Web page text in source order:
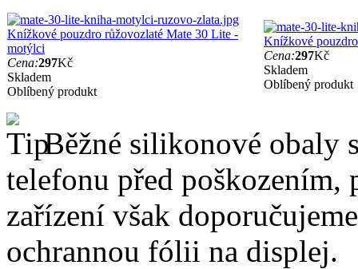
Knížkové pouzdro růžovozlaté Mate 30 Lite -
motýlci
Cena:297Kč
Skladem
Oblíbený produkt
Knížkové
Cena:297Kč
Skladem
Oblíbený produkt
Běžné silikonové obaly
telefonu před poškozením,
zařízení však
ochrannou fólii na displej.